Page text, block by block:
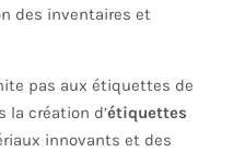
des inventaires et
pas aux étiquettes de
la création d’étiquettes
innovants et des